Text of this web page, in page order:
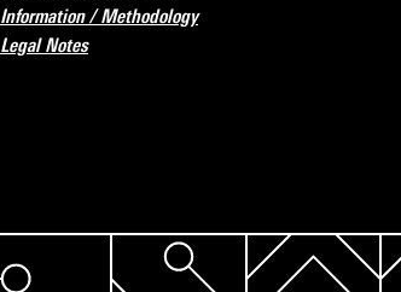
Information / Methodology
Legal Notes